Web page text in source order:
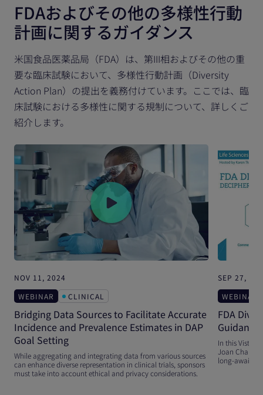
FDAおよびその他の多様性行動
計画に関するガイダンス
米国食品医薬品局（FDA）は、第III相およびその他の重
要な臨床試験において、多様性行動計画（Diversity
Action Plan）の提出を義務付けています。ここでは、臨
床試験における多様性に関する規制について、詳しくご
紹介します。
NOV 11, 2024
WEBINAR
CLINICAL
Bridging Data Sources to Facilitate Accurate
Incidence and Prevalence Estimates in DAP
Goal Setting
While aggregating and integrating data from various sources
can enhance diverse representation in clinical trials, sponsors
must take into account ethical and privacy considerations.
SEP 27,
WEBINAR
FDA
Guidance
In this
Joan
long-awaited